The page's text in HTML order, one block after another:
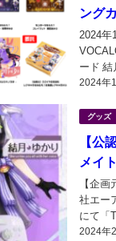
ング
2024年
2024年
ード 結
す。ま
グッズ
【公
メイ
2024年
【企
社エー
にて「
ます。